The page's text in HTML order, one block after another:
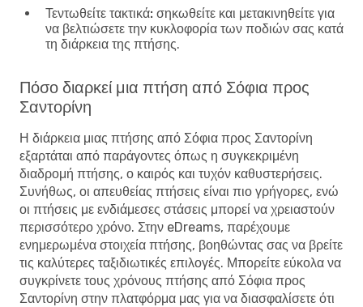
Τεντωθείτε τακτικά: σηκωθείτε και μετακινηθείτε για
να βελτιώσετε την κυκλοφορία των ποδιών σας κατά
τη διάρκεια της πτήσης.
Πόσο διαρκεί μια πτήση από Σόφια προς
Σαντορίνη
Η διάρκεια μιας πτήσης από Σόφια προς Σαντορίνη
εξαρτάται από παράγοντες όπως η συγκεκριμένη
διαδρομή πτήσης, ο καιρός και τυχόν καθυστερήσεις.
Συνήθως, οι απευθείας πτήσεις είναι πιο γρήγορες, ενώ
οι πτήσεις με ενδιάμεσες στάσεις μπορεί να χρειαστούν
περισσότερο χρόνο. Στην eDreams, παρέχουμε
ενημερωμένα στοιχεία πτήσης, βοηθώντας σας να βρείτε
τις καλύτερες ταξιδιωτικές επιλογές. Μπορείτε εύκολα να
συγκρίνετε τους χρόνους πτήσης από Σόφια προς
Σαντορίνη στην πλατφόρμα μας για να διασφαλίσετε ότι